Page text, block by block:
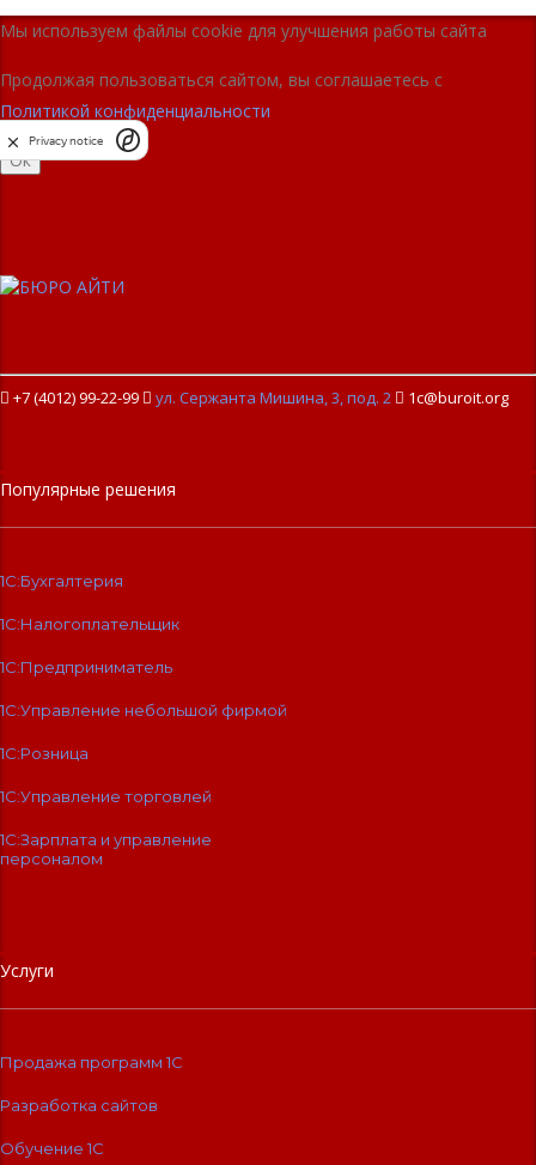
Мы используем файлы cookie для улучшения работы сайта
Продолжая пользоваться сайтом, вы соглашаетесь с
Политикой конфиденциальности
Ок
+7 (4012) 99-22-99  ул. Сержанта Мишина, 3, под. 2  1c@buroit.org
Популярные решения
1С:Бухгалтерия
1С:Налогоплательщик
1С:Предприниматель
1С:Управление небольшой фирмой
1С:Розница
1С:Управление торговлей
1С:Зарплата и управление
персоналом
Услуги
Продажа программ 1С
Разработка сайтов
Обучение 1С
Privacy notice